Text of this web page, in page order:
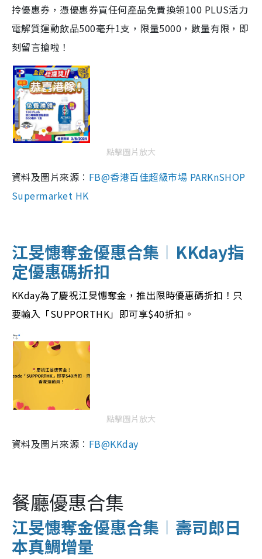
拎優惠券，憑優惠券買任何產品免費換領100 PLUS活力
電解質運動飲品500毫升1支，限量5000，數量有限，即
刻留言搶啦！
點擊圖片放大
資料及圖片來源︰ FB@香港百佳超級市場 PARKnSHOP
Supermarket HK
江旻憓奪金優惠合集︱KKday指
定優惠碼折扣
KKday為了慶祝江旻憓奪金，推出限時優惠碼折扣！只
要輸入「SUPPORTHK」即可享$40折扣。
點擊圖片放大
資料及圖片來源︰ FB@KKday
餐廳優惠合集
江旻憓奪金優惠合集︱壽司郎日
本真鯛增量